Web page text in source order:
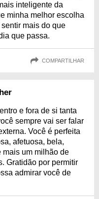
inteligente da
minha melhor escolha
mais do que
que passa.
COMPARTILHAR
e fora de si tanta
sempre vai ser falar
Você é perfeita
afetuosa, bela,
mais um milhão de
Gratidão por permitir
admirar você de